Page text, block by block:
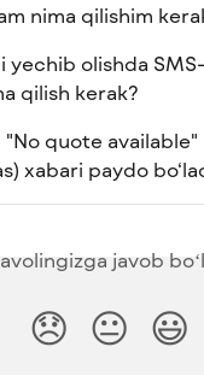
nima qilishim
yechib olishda
qilish kerak?
"No quote available"
xabari paydo
javob
😞 😐 😃